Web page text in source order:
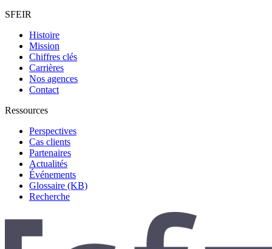
SFEIR
Histoire
Mission
Chiffres clés
Carrières
Nos agences
Contact
Ressources
Perspectives
Cas clients
Partenaires
Actualités
Événements
Glossaire (KB)
Recherche